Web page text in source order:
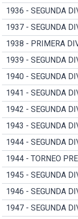
1936 - SEGUNDA
1937 - SEGUNDA
1938 - PRIMERA
1939 - SEGUNDA
1940 - SEGUNDA
1941 - SEGUNDA
1942 - SEGUNDA
1943 - SEGUNDA
1944 - SEGUNDA
1944 - TORNEO
1945 - SEGUNDA
1946 - SEGUNDA
1947 - SEGUNDA